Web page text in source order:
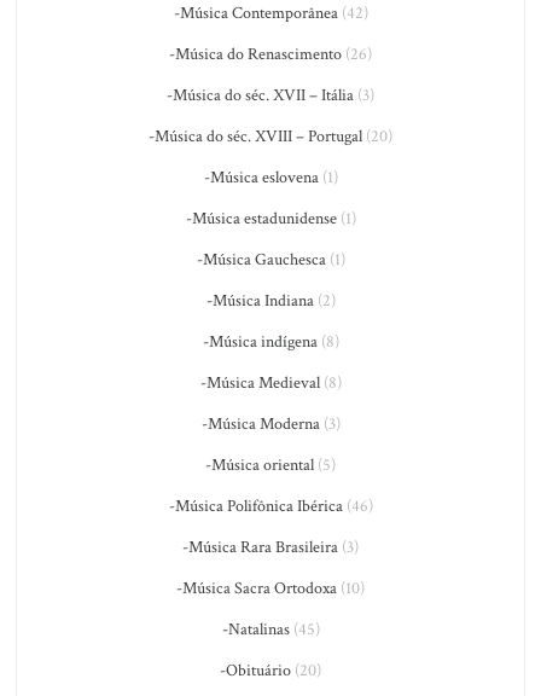
-Música Contemporânea(42)
-Música do Renascimento (26)
-Música do séc. XVII – Itália (3)
-Música do séc. XVIII – Portugal (20)
-Música eslovena(1)
-Música estadunidense(1)
-Música Gauchesca(1)
-Música Indiana(2)
-Música indígena(8)
-Música Medieval(8)
-Música Moderna(3)
-Música oriental (5)
-Música Polifônica Ibérica(46)
-Música Rara Brasileira (3)
-Música Sacra Ortodoxa (10)
-Natalinas(45)
-Obituário (20)